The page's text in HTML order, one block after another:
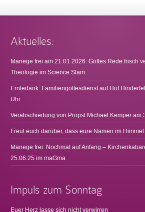
Aktuelles:
Manege frei am 21.01.2026: Gottes Rede frisch
Theologie im Science Slam
Erntedank: Familiengottesdienst auf Hof
Uhr
Verabschiedung von Propst Michael Kemper am
Freut euch darüber, dass eure Namen im
Manege frei: Nochmal auf Anfang –
25.06.25 im maGma
Impuls zum Sonntag
Euer Herz lasse sich nicht verwirren